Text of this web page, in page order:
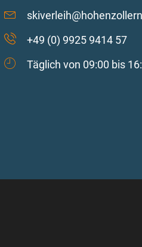
+49 (0) 9925 9414 57
Täglich von 09:00 bis